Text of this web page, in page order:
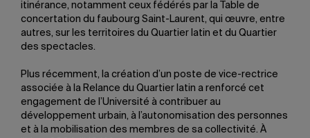
itinérance, notamment ceux fédérés par la Table de
concertation du faubourg Saint-Laurent, qui œuvre, entre
autres, sur les territoires du Quartier latin et du Quartier
des spectacles.
Plus récemment, la création d’un poste de vice-rectrice
associée à la Relance du Quartier latin a renforcé cet
engagement de l’Université à contribuer au
développement urbain, à l’autonomisation des personnes
et à la mobilisation des membres de sa collectivité. À